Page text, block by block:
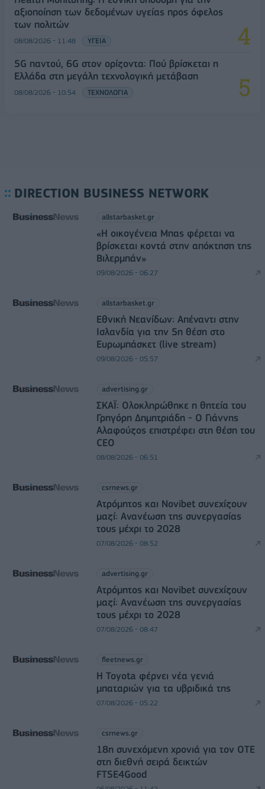
αξιοποίηση των δεδομένων υγείας προς όφελος
των πολιτών
08/08/2026 - 11:48 ΥΓΕΙΑ
5G παντού, 6G στον ορίζοντα: Πού βρίσκεται η
Ελλάδα στη μεγάλη τεχνολογική μετάβαση
08/08/2026 - 10:54 ΤΕΧΝΟΛΟΓΙΑ
DIRECTION BUSINESS NETWORK
allstarbasket.gr
«Η οικογένεια Μπας φέρεται να
βρίσκεται κοντά στην απόκτηση της
Βιλερμπάν»
09/08/2026 - 06:27
allstarbasket.gr
Εθνική Νεανίδων: Απέναντι στην
Ισλανδία για την 5η θέση στο
Ευρωμπάσκετ (live stream)
09/08/2026 - 05:57
advertising.gr
ΣΚΑΪ: Ολοκληρώθηκε η θητεία του
Γρηγόρη Δημητριάδη - Ο Γιάννης
Αλαφούζος επιστρέφει στη θέση του
CEO
08/08/2026 - 06:51
csrnews.gr
Ατρόμητος και Novibet συνεχίζουν
μαζί: Ανανέωση της συνεργασίας
τους μέχρι το 2028
07/08/2026 - 08:52
advertising.gr
Ατρόμητος και Novibet συνεχίζουν
μαζί: Ανανέωση της συνεργασίας
τους μέχρι το 2028
07/08/2026 - 08:47
fleetnews.gr
Η Toyota φέρνει νέα γενιά
μπαταριών για τα υβριδικά της
07/08/2026 - 05:22
csrnews.gr
18η συνεχόμενη χρονιά για τον ΟΤΕ
στη διεθνή σειρά δεικτών
FTSE4Good